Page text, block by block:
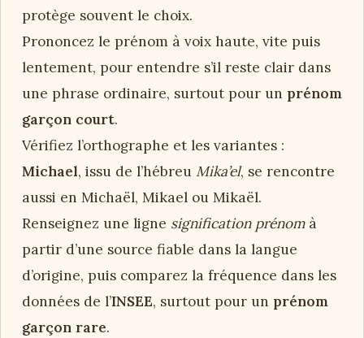
protège souvent le choix.
Prononcez le prénom à voix haute, vite puis
lentement, pour entendre s’il reste clair dans
une phrase ordinaire, surtout pour un prénom
garçon court.
Vérifiez l’orthographe et les variantes :
Michael, issu de l’hébreu Mika’el, se rencontre
aussi en Michaël, Mikael ou Mikaël.
Renseignez une ligne signification prénomà
partir d’une source fiable dans la langue
d’origine, puis comparez la fréquence dans les
données de l’INSEE, surtout pour un prénom
garçon rare.